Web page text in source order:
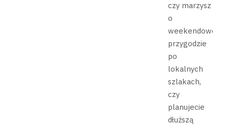
czy marzysz
o
weekendowej
przygodzie
po
lokalnych
szlakach,
czy
planujecie
dłuższą